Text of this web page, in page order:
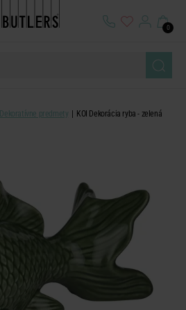
0
Dekoratívne predmety KOI Dekorácia ryba - zelená